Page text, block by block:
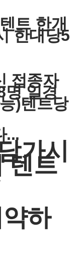
트 한개
한대당5
접종자
명 일경
)텐트당
...
가시
텐트
하